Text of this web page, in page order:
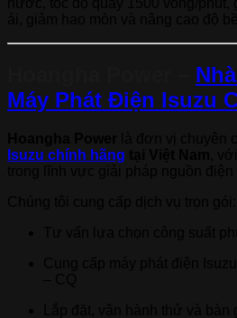
Máy Phát Điện Isuzu
Isuzu chính hãng